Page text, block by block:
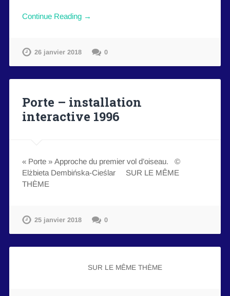
Continue Reading →
26 janvier 2018 0
Porte – installation
interactive 1996
« Porte » Approche du premier vol d’oiseau. ©
Elżbieta Dembińska-Cieślar SUR LE MÊME
THÈME
25 janvier 2018 0
SUR LE MÊME THÈME